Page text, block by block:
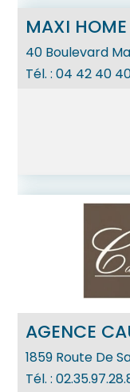
MAXI HOME
40 Boulevard
Tél. :04 42 40
AGENCE
1859 Route De
Tél. :